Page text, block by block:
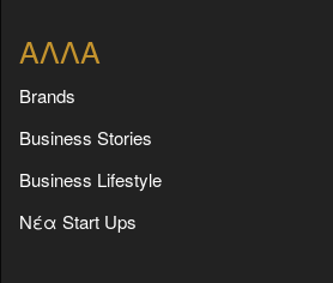
ΑΛΛΑ
Brands
Business Stories
Business Lifestyle
Νέα Start Ups